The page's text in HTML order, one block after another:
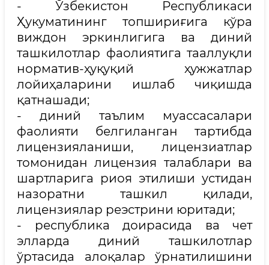
- Ўзбекистон Республикаси
Ҳукуматининг топшириғига кўра
виждон эркинлигига ва диний
ташкилотлар фаолиятига тааллуқли
норматив-ҳуқуқий ҳужжатлар
лойиҳаларини ишлаб чиқишда
қатнашади;
- диний таълим муассасалари
фаолияти белгиланган тартибда
лицензияланиши, лицензиатлар
томонидан лицензия талаблари ва
шартларига риоя этилиши устидан
назоратни ташкил қилади,
лицензиялар реэстрини юритади;
- республика доирасида ва чет
элларда диний ташкилотлар
ўртасида алоқалар ўрнатилишини